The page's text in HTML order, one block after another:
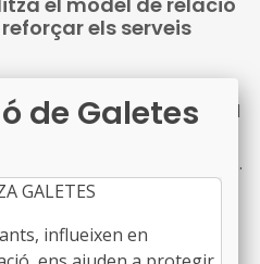
els serveis
de juliol, pel qual s'aprova el
de la
i Energies Renovables
(L'Energètica), i
programa temporal
de Galetes
GALETES
influeixen en